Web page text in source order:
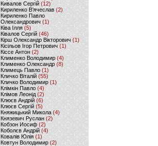
Кивалов Сергій (12)
Кириленко В’ячеслав (2)
Кириленко Павло
Олександрович (1)
Ківа Ілля (5)
Ківалов Сергій(46)
Кірш Олександр Вікторович (1)
Кісільов Ігор Петрович (1)
Кіссе Антон (2)
Клименко Володимир(4)
Клименко Олександр (8)
Климець Павло (1)
Кличко Віталій(55)
Кличко Володимир (1)
Клімкін Павло (4)
Клімов Леонід(2)
Клюєв Андрій(6)
Клюєв Сергій (5)
Княжицький Микола(4)
Князевич Руслан (2)
Кобзон Иосиф(2)
Коболєв Андрій (4)
Ковалів Юлія(1)
Ковтун Володимир (2)